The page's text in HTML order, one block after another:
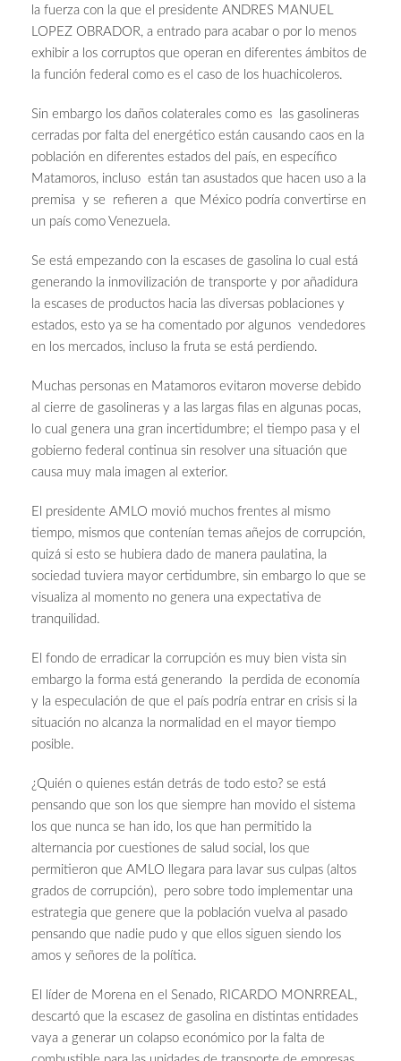
la fuerza con la que el presidente ANDRES MANUEL
LOPEZ OBRADOR, a entrado para acabar o por lo menos
exhibir a los corruptos que operan en diferentes ámbitos de
la función federal como es el caso de los huachicoleros.
Sin embargo los daños colaterales como es las gasolineras
cerradas por falta del energético están causando caos en la
población en diferentes estados del país, en específico
Matamoros, incluso están tan asustados que hacen uso a la
premisa y se refieren a que México podría convertirse en
un país como Venezuela.
Se está empezando con la escases de gasolina lo cual está
generando la inmovilización de transporte y por añadidura
la escases de productos hacia las diversas poblaciones y
estados, esto ya se ha comentado por algunos vendedores
en los mercados, incluso la fruta se está perdiendo.
Muchas personas en Matamoros evitaron moverse debido
al cierre de gasolineras y a las largas filas en algunas pocas,
lo cual genera una gran incertidumbre; el tiempo pasa y el
gobierno federal continua sin resolver una situación que
causa muy mala imagen al exterior.
El presidente AMLO movió muchos frentes al mismo
tiempo, mismos que contenían temas añejos de corrupción,
quizá si esto se hubiera dado de manera paulatina, la
sociedad tuviera mayor certidumbre, sin embargo lo que se
visualiza al momento no genera una expectativa de
tranquilidad.
El fondo de erradicar la corrupción es muy bien vista sin
embargo la forma está generando la perdida de economía
y la especulación de que el país podría entrar en crisis si la
situación no alcanza la normalidad en el mayor tiempo
posible.
¿Quién o quienes están detrás de todo esto? se está
pensando que son los que siempre han movido el sistema
los que nunca se han ido, los que han permitido la
alternancia por cuestiones de salud social, los que
permitieron que AMLO llegara para lavar sus culpas (altos
grados de corrupción), pero sobre todo implementar una
estrategia que genere que la población vuelva al pasado
pensando que nadie pudo y que ellos siguen siendo los
amos y señores de la política.
El líder de Morena en el Senado, RICARDO MONRREAL,
descartó que la escasez de gasolina en distintas entidades
vaya a generar un colapso económico por la falta de